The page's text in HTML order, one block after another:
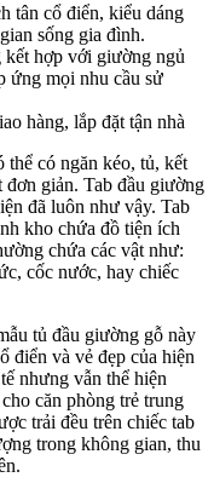
tân cổ điển, kiểu dáng
sống gia đình.
kết hợp với giường ngủ
ứng mọi nhu cầu sử
hàng, lắp đặt tận nhà
thể có ngăn kéo, tủ, kết
giản. Tab đầu giường
đã luôn như vậy. Tab
kho chứa đồ tiện ích
chứa các vật như:
cốc nước, hay chiếc
tủ đầu giường gỗ này
điển và vẻ đẹp của hiện
nhưng vẫn thể hiện
căn phòng trẻ trung
trải đều trên chiếc tab
trong không gian, thu